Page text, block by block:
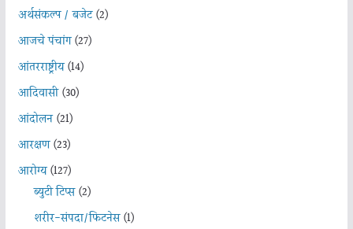
अर्थसंकल्प / बजेट(2)
आजचे पंचांग(27)
आंतरराष्ट्रीय(14)
आदिवासी(30)
आंदोलन(21)
आरक्षण(23)
आरोग्य(127)
ब्युटी टिप्स(2)
शरीर-संपदा/फिटनेस(1)